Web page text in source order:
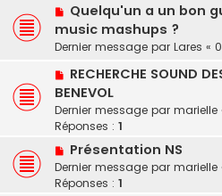
Quelqu'un a un bon
music mashups ?
Dernier message par Lares «
RECHERCHE SOUND
BENEVOL
Dernier message par marielle
Réponses : 1
Présentation NS
Dernier message par marielle
Réponses : 1